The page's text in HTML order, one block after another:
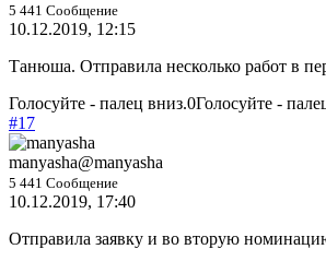
5 441 Сообщение
10.12.2019, 12:15
Танюша. Отправила несколько работ в
Голосуйте - палец вниз.0Голосуйте -
#17
manyasha@manyasha
5 441 Сообщение
10.12.2019, 17:40
Отправила заявку и во вторую